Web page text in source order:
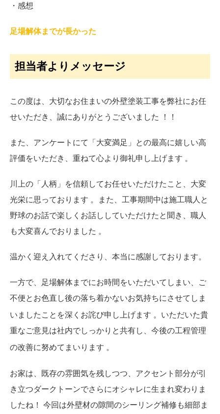
・感想
足場解体までが長かった
担当者よりメッセージ
この度は、大切なお住まいの外壁塗装工事を弊社にお任
せいただき、誠にありがとうございました ！！
また、アンケートにて「大変満足」との最高に嬉しい高
評価をいただき、重ねて心より御礼申し上げます 。
川上の「人柄」を信頼してお任せいただけたこと、大変
光栄に思っております 。また、工事期間中は施工職人と
野球のお話で楽しくお話ししていただけたと聞き、職人
も大変喜んでおりました 。
温かく迎え入れてくださり、本当に感謝しております。
一方で、足場解体までにお時間をいただいてしまい、ご
不便とお色直し後の落ち着かないお気持ちにさせてしま
いましたことを深くお詫び申し上げます 。いただいた貴
重なご意見は社内でしっかりと共有し、今後の工程管理
の改善に努めてまいります 。
お家は、既存の雰囲気を残しつつ、アクセント部分が引
き立つダークトーンでさらにオシャレに生まれ変わりま
したね！ 今回は外壁材の隙間のシーリング補修も細部ま